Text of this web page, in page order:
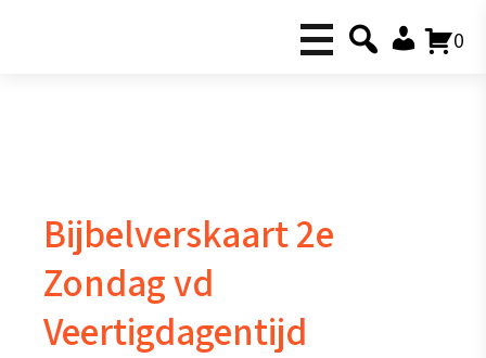
0
Bijbelverskaart 2e
Zondag vd
Veertigdagentijd